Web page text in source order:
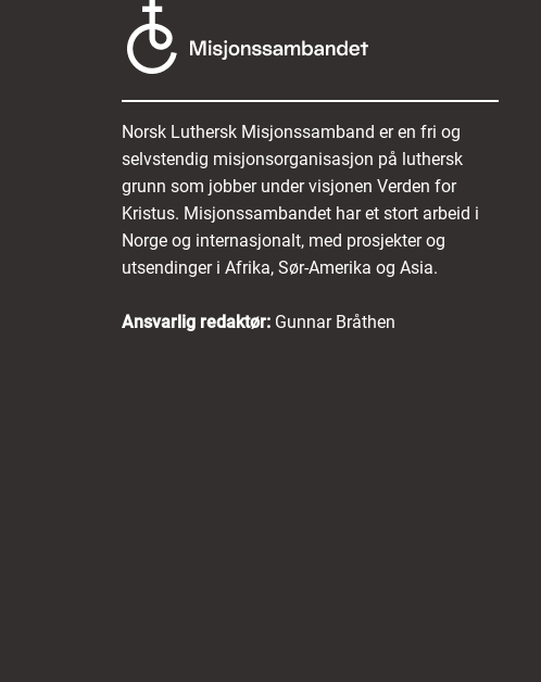
Norsk Luthersk Misjonssamband er en fri og
selvstendig misjonsorganisasjon på luthersk
grunn som jobber under visjonen Verden for
Kristus. Misjonssambandet har et stort arbeid i
Norge og internasjonalt, med prosjekter og
utsendinger i Afrika, Sør-Amerika og Asia.
Ansvarlig redaktør: Gunnar Bråthen